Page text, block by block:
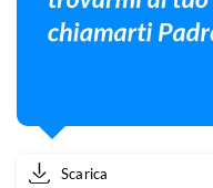
Scarica